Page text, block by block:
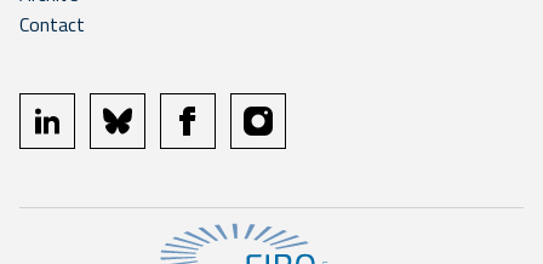
Contact
linkedin bluesky facebookinstagram